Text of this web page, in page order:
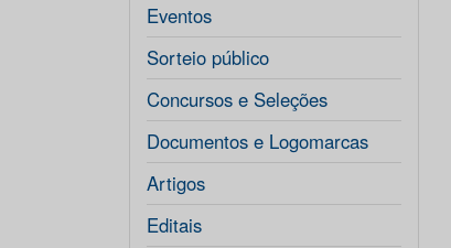
Eventos
Sorteio público
Concursos e Seleções
Documentos e Logomarcas
Artigos
Editais